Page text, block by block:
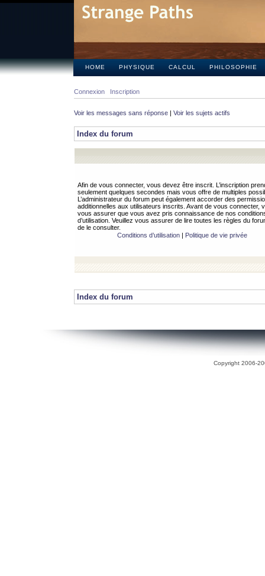
HOME PHYSIQUE CALCUL PHILOSOPHIE
Connexion Inscription
Voir les messages sans réponse | Voir les sujets actifs
Index du forum
Afin de vous connecter, vous devez être inscrit. L’inscription
seulement quelques secondes mais vous offre de multiples
L’administrateur du forum peut également accorder des
additionnelles aux utilisateurs inscrits. Avant de vous connecter,
vous assurer que vous avez pris connaissance de nos
d’utilisation. Veuillez vous assurer de lire toutes les règles du
de le consulter.
Conditions d’utilisation| Politique de vie privée
Index du forum
Copyright 2006-